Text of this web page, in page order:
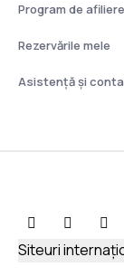
Program de afiliere
Rezervările mele
Asistenţă şi
Siteuri